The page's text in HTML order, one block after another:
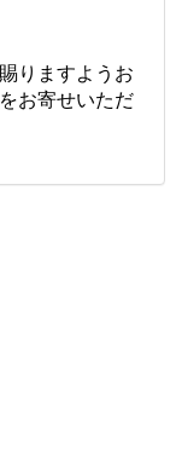
りますようお
お寄せいただ